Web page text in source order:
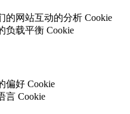
的网站互动的分析 Cookie
负载平衡 Cookie
偏好 Cookie
言 Cookie